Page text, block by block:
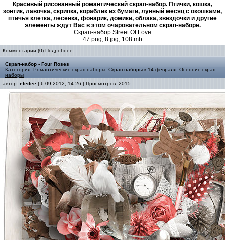
Красивый рисованный романтический скрап-набор. Птички, кошка,
зонтик, лавочка, скрипка, кораблик из бумаги, лунный месяц с окошками,
птичья клетка, лесенка, фонарик, домики, облака, звездочки и другие
элементы ждут Вас в этом очаровательном скрап-наборе.
Скрап-набор Street Of Love
47 png, 8 jpg, 108 mb
Комментарии (0) Подробнее
Скрап-набор - Four Roses
Категория: Романтические скрап-наборы Скрап-наборы к 14 февраля Осенние скрап-
наборы
автор: eledee | 6-09-2012, 14:26 | Просмотров: 2015